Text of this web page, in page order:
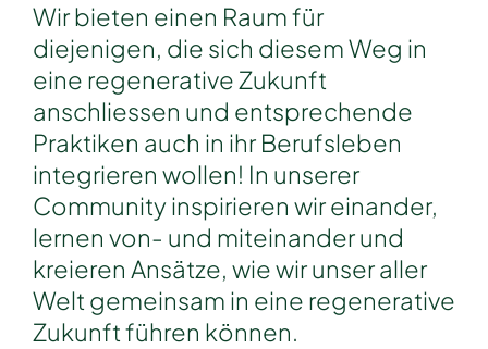
Wir bieten einen Raum für
diejenigen, die sich diesem Weg in
eine regenerative Zukunft
anschliessen und entsprechende
Praktiken auch in ihr Berufsleben
integrieren wollen! In unserer
Community inspirieren wir einander,
lernen von- und miteinander und
kreieren Ansätze, wie wir unser aller
Welt gemeinsam in eine regenerative
Zukunft führen können.